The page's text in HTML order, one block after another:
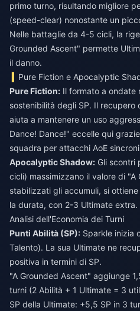
primo turno, risultando migliore
(speed-clear) nonostante un
Nelle battaglie da 4-5 cicli, la
Grounded Ascent" permette
il danno.
Pure Fiction e Apocalyptic
Pure Fiction: Il formato a ondate
sostenibilità degli SP. Il recupero
aiuta a mantenere un uso
Dance! Dance!" eccelle qui
squadra per attacchi AoE
Apocalyptic Shadow: Gli scontri
cicli) massimizzano il valore di
stabilizzati gli accumuli, si
la durata, con 2-3 Ultimate extra.
Analisi dell'Economia dei Turni
Punti Abilità (SP): Sparkle inizia
Talento). La sua Ultimate ne
positiva in termini di SP.
"A Grounded Ascent" aggiunge
turni (2 Abilità + 1 Ultimate = 3
SP della Ultimate: +5,5 SP in 3